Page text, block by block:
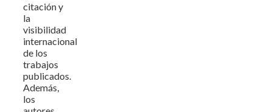
citación y
la
visibilidad
internacional
de los
trabajos
publicados.
Además,
los